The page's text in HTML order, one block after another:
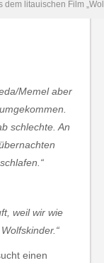
litauischen Film
Memel aber
schlechte. An
weil wir wie
einen